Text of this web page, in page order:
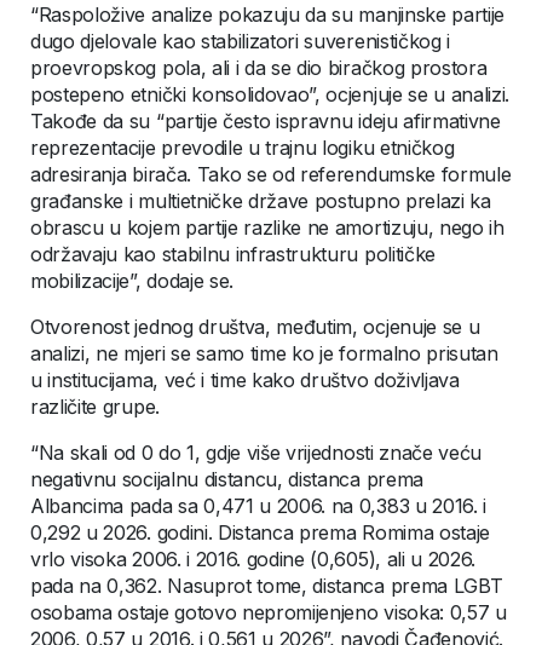
“Raspoložive analize pokazuju da su manjinske partije
dugo djelovale kao stabilizatori suverenističkog i
proevropskog pola, ali i da se dio biračkog prostora
postepeno etnički konsolidovao”, ocjenjuje se u analizi.
Takođe da su “partije često ispravnu ideju afirmativne
reprezentacije prevodile u trajnu logiku etničkog
adresiranja birača. Tako se od referendumske formule
građanske i multietničke države postupno prelazi ka
obrascu u kojem partije razlike ne amortizuju, nego ih
održavaju kao stabilnu infrastrukturu političke
mobilizacije”, dodaje se.
Otvorenost jednog društva, međutim, ocjenuje se u
analizi, ne mjeri se samo time ko je formalno prisutan
u institucijama, već i time kako društvo doživljava
različite grupe.
“Na skali od 0 do 1, gdje više vrijednosti znače veću
negativnu socijalnu distancu, distanca prema
Albancima pada sa 0,471 u 2006. na 0,383 u 2016. i
0,292 u 2026. godini. Distanca prema Romima ostaje
vrlo visoka 2006. i 2016. godine (0,605), ali u 2026.
pada na 0,362. Nasuprot tome, distanca prema LGBT
osobama ostaje gotovo nepromijenjeno visoka: 0,57 u
2006, 0,57 u 2016. i 0,561 u 2026”, navodi Čađenović.